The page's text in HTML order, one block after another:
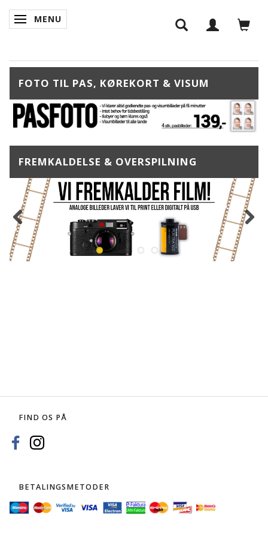
SKIFTE NAVIGATION
MENU
FOTO TIL PAS, KØREKORT & VISUM
FREMKALDELSE & OVERSPILNING
FIND OS PÅ
BETALINGSMETODER